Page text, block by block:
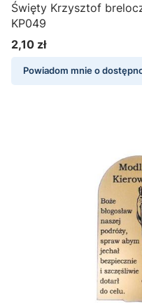
Święty Krzysztof
KP049
Cena
2,10 zł
Powiadom mnie o